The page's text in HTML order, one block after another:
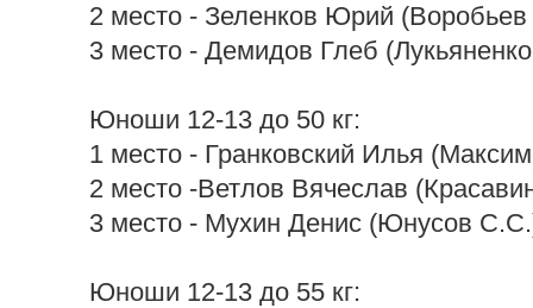
2 место - Зеленков Юрий
3 место - Демидов Глеб
Юноши 12-13 до 50 кг:
1 место - Гранковский Илья
2 место -Ветлов Вячеслав
3 место - Мухин Денис (Юнусов
Юноши 12-13 до 55 кг: